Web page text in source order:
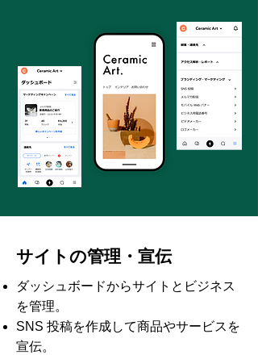
サイトの管理・宣伝
ダッシュボードからサイトとビジネス
を管理。
SNS 投稿を作成して商品やサービスを
宣伝。